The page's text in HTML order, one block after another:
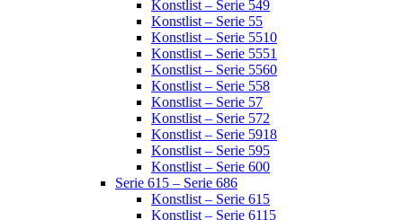
Konstlist – Serie 549
Konstlist – Serie 55
Konstlist – Serie 5510
Konstlist – Serie 5551
Konstlist – Serie 5560
Konstlist – Serie 558
Konstlist – Serie 57
Konstlist – Serie 572
Konstlist – Serie 5918
Konstlist – Serie 595
Konstlist – Serie 600
Serie 615 – Serie 686
Konstlist – Serie 615
Konstlist – Serie 6115